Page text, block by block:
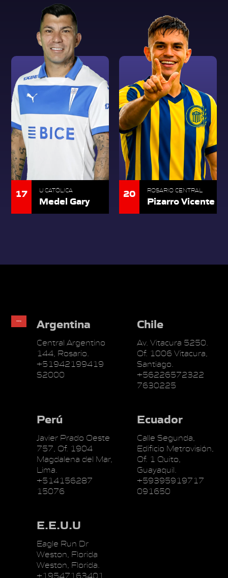
17 U CATÓLICA
Medel Gary
20 ROSARIO CENTRAL
Pizarro Vicente
Argentina
Central Argentino
144, Rosario.
+51942199419
S2000
Chile
Av. Vitacura 5250.
Of. 1006 Vitacura,
Santiago.
+56226572322
7630225
Perú
Javier Prado Oeste
757, Of. 1904
Magdalena del Mar,
Lima.
+514156287
15076
Ecuador
Calle Segunda,
Edificio Metrovisión,
Of. 1 Quito,
Guayaquil.
+59395919717
091650
E.E.U.U
Eagle Run Dr
Weston, Florida
Weston, Florida.
+19547163401